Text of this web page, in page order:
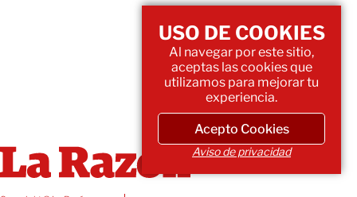
USO DE COOKIES
Al navegar por este sitio,
aceptas las cookies que
utilizamos para mejorar tu
experiencia.
Acepto Cookies
Aviso de privacidad